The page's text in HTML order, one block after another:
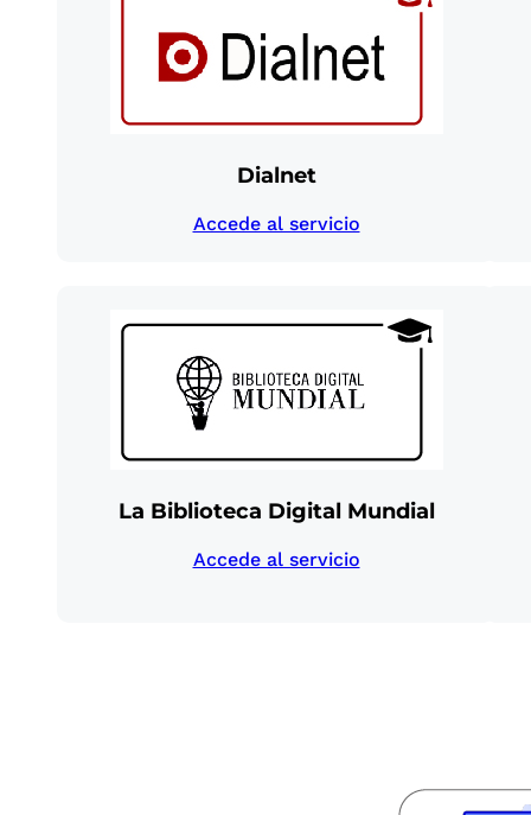
Dialnet
Accede al servicio
La Biblioteca Digital Mundial
Accede al servicio